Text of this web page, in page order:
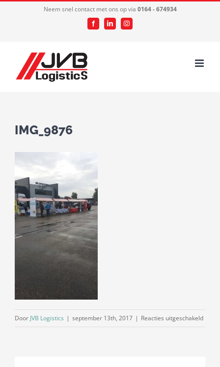
Neem snel contact met ons op via 0164 - 674934
FacebookLinkedInInstagram
IMG_9876
Door JVB Logistics | september 13th, 2017 | Reacties uitgeschakeldvoor